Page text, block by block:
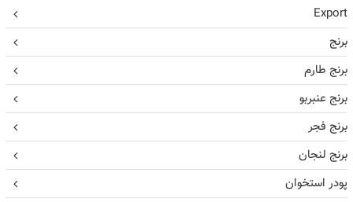
Export
برنج
برنج طارم
برنج عنبربو
برنج فجر
برنج لنجان
پودر استخوان